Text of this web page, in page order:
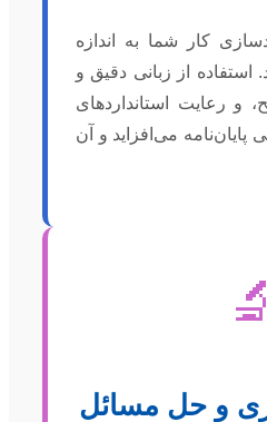
کار شما به اندازه
استفاده از زبانی دقیق و
و رعایت استانداردهای
پایان‌نامه می‌افزاید و آن
🔬
و حل مسائل